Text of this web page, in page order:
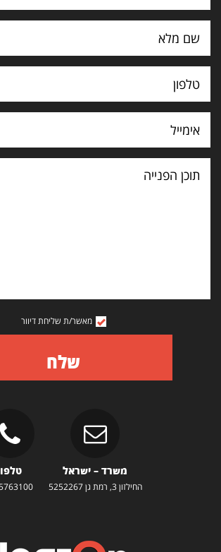
תוכן
הפנייה
מאשר/ת שליחת דיוור
שלח
משרד – ישראל
החילזון 3, רמת גן 5252267